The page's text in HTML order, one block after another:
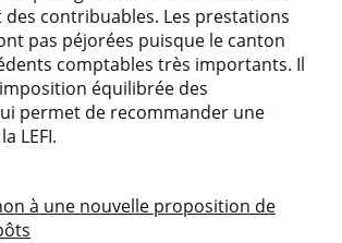
contribuables. Les prestations
pas péjorées puisque le canton
comptables très importants. Il
équilibrée des
permet de recommander une
LEFI.
à une nouvelle proposition de